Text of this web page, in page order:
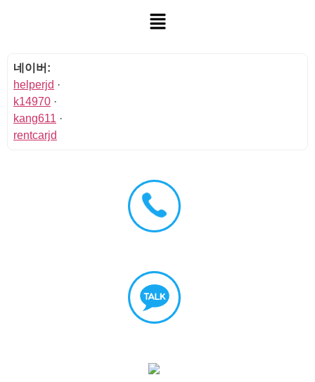
네이버:
helperjd ·
k14970 ·
kang611 ·
rentcarjd